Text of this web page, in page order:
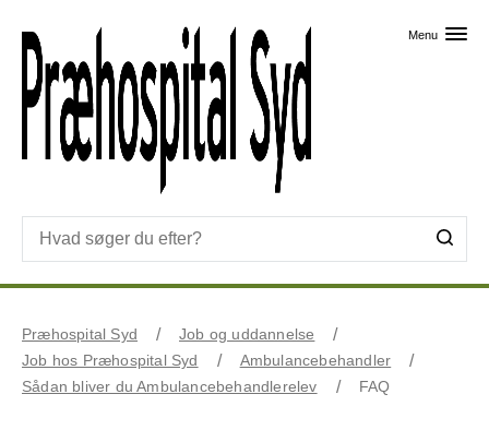
Menu
Præhospital Syd
Job og uddannelse
Job hos Præhospital Syd
Ambulancebehandler
Sådan bliver du Ambulancebehandlerelev
FAQ